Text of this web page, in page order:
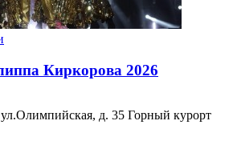
Киркорова 2026
д. 35 Горный курорт